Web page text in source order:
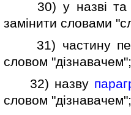
30) у назвi та
замiнити словами
31) частину
словом "дiзнавачем";
32) назву
словом "дiзнавачем";